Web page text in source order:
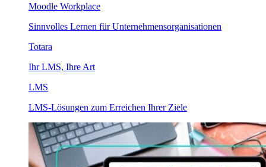
Moodle Workplace
Sinnvolles Lernen für Unternehmensorganisationen
Totara
Ihr LMS, Ihre Art
LMS
LMS-Lösungen zum Erreichen Ihrer Ziele